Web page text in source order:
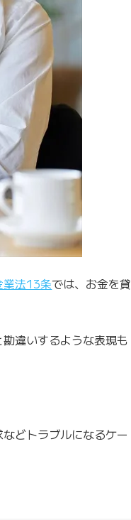
業法13条では、お金を貸
違いするような表現も
どトラブルになるケー